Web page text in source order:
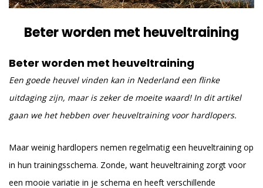
Beter worden met heuveltraining
Beter worden met heuveltraining
Een goede heuvel vinden kan in Nederland een flinke
uitdaging zijn, maar is zeker de moeite waard! In dit artikel
gaan we het hebben over heuveltraining voor hardlopers.
Maar weinig hardlopers nemen regelmatig een heuveltraining op
in hun trainingsschema. Zonde, want heuveltraining zorgt voor
een mooie variatie in je schema en heeft verschillende